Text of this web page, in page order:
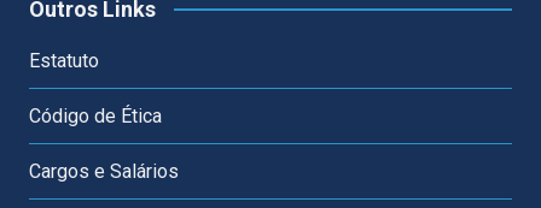
Outros Links
Estatuto
Código de Ética
Cargos e Salários